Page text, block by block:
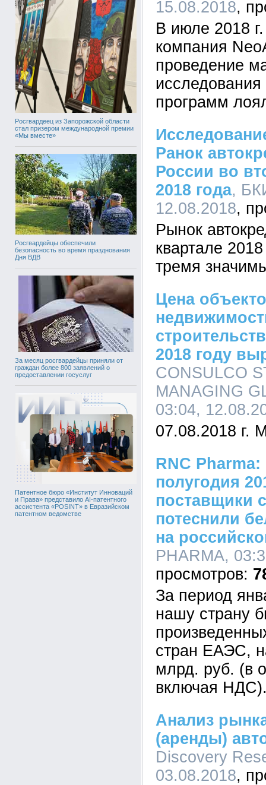
Росгвардеец из Запорожской области
стал призером международной премии
«Мы вместе»
Росгвардейцы обеспечили
безопасность во время празднования
Дня ВДВ
За месяц росгвардейцы приняли от
граждан более 800 заявлений о
предоставлении госуслуг
Патентное бюро «Институт Инноваций
и Права» представило AI-патентного
ассистента «POSINT» в Евразийском
патентном ведомстве
15.08.2018
В июле 2018
компания
проведение
исследования
программ
Ранок
России во
2018 года,
12.08.2018
Рынок
квартале
тремя
Цена
2018 году
CONSULCO
MANAGING
03:04,
07.08.2018 г.
RNC
полугодия
поставщики
потеснили
на
PHARMA,
За период
нашу страну
стран ЕАЭС,
млрд. руб. (в
включая
Анализ
(аренды)
Discovery
03.08.2018